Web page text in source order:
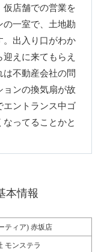
仮店舗での営業を
の一室で、土地勘
。出入り口がわか
えに来てもらえ
不動産会社の問
ョンの換気扇が故
エントランス中ゴ
ってることかと
本情報
ティア) 赤坂店
モンステラ